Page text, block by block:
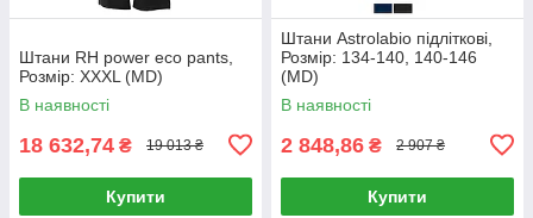
Штани RH power eco pants,
Розмір: XXXL (MD)
В наявності
18 632,74 ₴ 19 013 ₴
Купити
Штани Astrolabio підліткові,
Розмір: 134-140, 140-146
(MD)
В наявності
2 848,86 ₴ 2 907 ₴
Купити